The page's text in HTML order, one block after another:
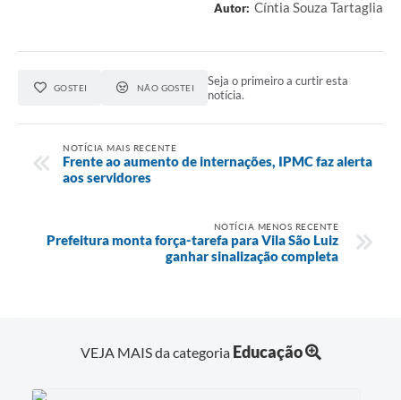
Autor: Cíntia Souza Tartaglia
GOSTEI NÃO GOSTEI
Seja o primeiro a curtir esta
notícia.
NOTÍCIA MAIS RECENTE
Frente ao aumento de internações, IPMC faz alerta
aos servidores
NOTÍCIA MENOS RECENTE
Prefeitura monta força-tarefa para Vila São Luiz
ganhar sinalização completa
VEJA MAIS da categoria Educação